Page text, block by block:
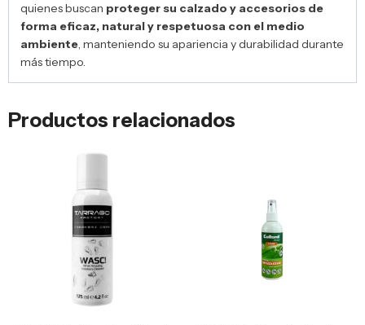
quienes buscan proteger su calzado y accesorios de
forma eficaz, natural y respetuosa con el medio
ambiente, manteniendo su apariencia y durabilidad durante
más tiempo.
Productos relacionados